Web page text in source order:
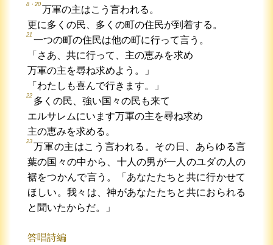
8・20
万軍の主はこう言われる。
更に多くの民、多くの町の住民が到着する。
21
一つの町の住民は他の町に行って言う。
「さあ、共に行って、主の恵みを求め
万軍の主を尋ね求めよう。」
「わたしも喜んで行きます。」
22
多くの民、強い国々の民も来て
エルサレムにいます万軍の主を尋ね求め
主の恵みを求める。
23
万軍の主はこう言われる。その日、あらゆる言
葉の国々の中から、十人の男が一人のユダの人の
裾をつかんで言う。「あなたたちと共に行かせて
ほしい。我々は、神があなたたちと共におられる
と聞いたからだ。」
答唱詩編